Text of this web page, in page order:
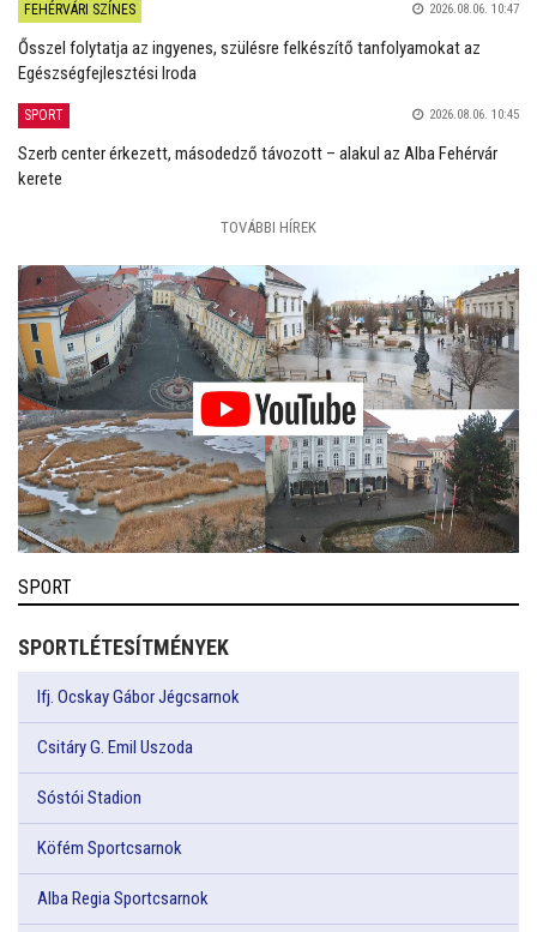
FEHÉRVÁRI SZÍNES 2026.08.06. 10:47
Ősszel folytatja az ingyenes, szülésre felkészítő tanfolyamokat az
Egészségfejlesztési Iroda
SPORT 2026.08.06. 10:45
Szerb center érkezett, másodedző távozott – alakul az Alba Fehérvár
kerete
TOVÁBBI HÍREK
SPORT
SPORTLÉTESÍTMÉNYEK
Ifj. Ocskay Gábor Jégcsarnok
Csitáry G. Emil Uszoda
Sóstói Stadion
Köfém Sportcsarnok
Alba Regia Sportcsarnok